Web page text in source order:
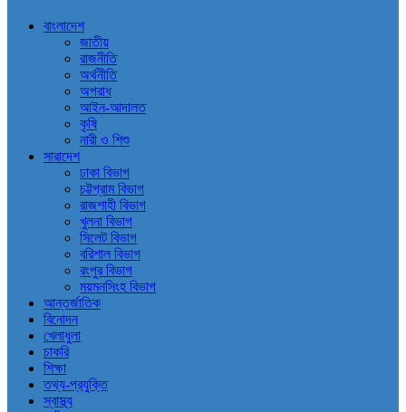
বাংলাদেশ
জাতীয়
রাজনীতি
অর্থনীতি
অপরাধ
আইন-আদালত
কৃষি
নারী ও শিশু
সারাদেশ
ঢাকা বিভাগ
চট্টগ্রাম বিভাগ
রাজশাহী বিভাগ
খুলনা বিভাগ
সিলেট বিভাগ
বরিশাল বিভাগ
রংপুর বিভাগ
ময়মনসিংহ বিভাগ
আন্তর্জাতিক
বিনোদন
খেলাধুলা
চাকরি
শিক্ষা
তথ্য-প্রযুক্তি
স্বাস্থ্য